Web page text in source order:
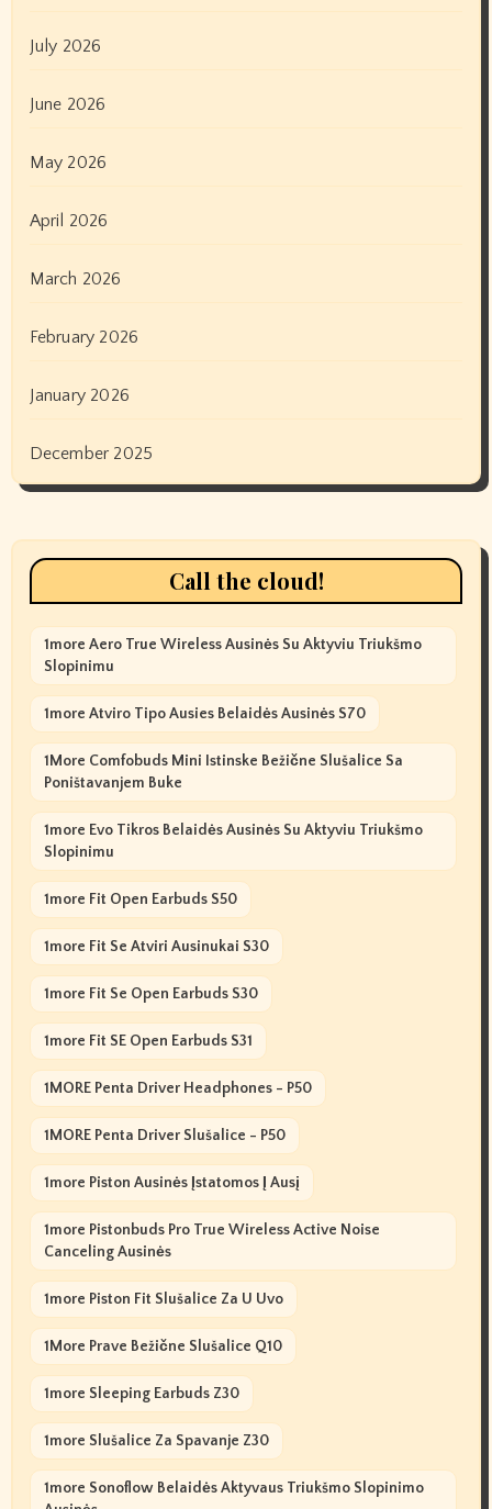
July 2026
June 2026
May 2026
April 2026
March 2026
February 2026
January 2026
December 2025
Call the cloud!
1more Aero True Wireless Ausinės Su Aktyviu Triukšmo
Slopinimu
1more Atviro Tipo Ausies Belaidės Ausinės S70
1More Comfobuds Mini Istinske Bežične Slušalice Sa
Poništavanjem Buke
1more Evo Tikros Belaidės Ausinės Su Aktyviu Triukšmo
Slopinimu
1more Fit Open Earbuds S50
1more Fit Se Atviri Ausinukai S30
1more Fit Se Open Earbuds S30
1more Fit SE Open Earbuds S31
1MORE Penta Driver Headphones - P50
1MORE Penta Driver Slušalice - P50
1more Piston Ausinės Įstatomos Į Ausį
1more Pistonbuds Pro True Wireless Active Noise
Canceling Ausinės
1more Piston Fit Slušalice Za U Uvo
1More Prave Bežične Slušalice Q10
1more Sleeping Earbuds Z30
1more Slušalice Za Spavanje Z30
1more Sonoflow Belaidės Aktyvaus Triukšmo Slopinimo